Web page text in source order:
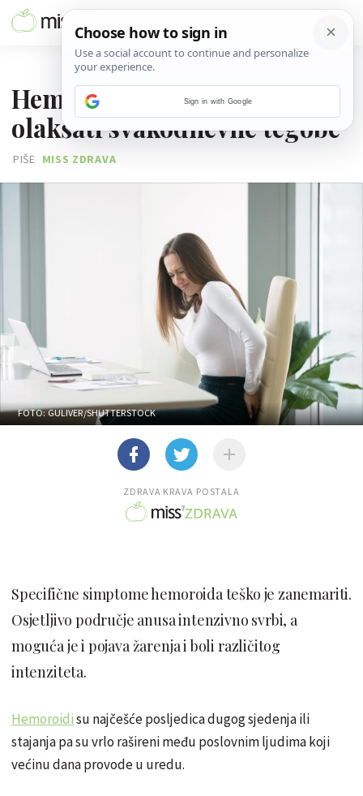
Hemoroidi: 9 savjeta kako
olakšati svakodnevne tegobe
PIŠE MISS ZDRAVA
FOTO: GULIVER/SHUTTERSTOCK
ZDRAVA KRAVA POSTALA
Specifične simptome hemoroida teško je zanemariti.
Osjetljivo područje anusa intenzivno svrbi, a
moguća je i pojava žarenja i boli različitog
intenziteta.
Hemoroidisu najčešće posljedica dugog sjedenja ili
stajanja pa su vrlo rašireni među poslovnim ljudima koji
većinu dana provode u uredu.
Sign in with Google